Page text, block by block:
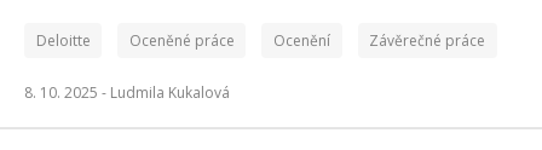
Deloitte Oceněné práce Ocenění Závěrečné práce
8. 10. 2025 - Ludmila Kukalová